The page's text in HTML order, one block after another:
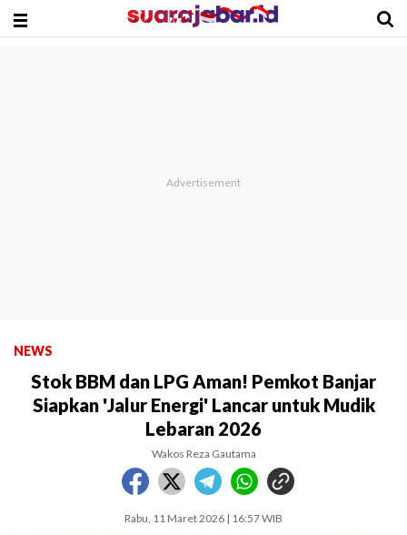
NEWS
Stok BBM dan LPG Aman! Pemkot Banjar
Siapkan 'Jalur Energi' Lancar untuk Mudik
Lebaran 2026
Wakos Reza Gautama
Rabu, 11 Maret 2026 | 16:57 WIB